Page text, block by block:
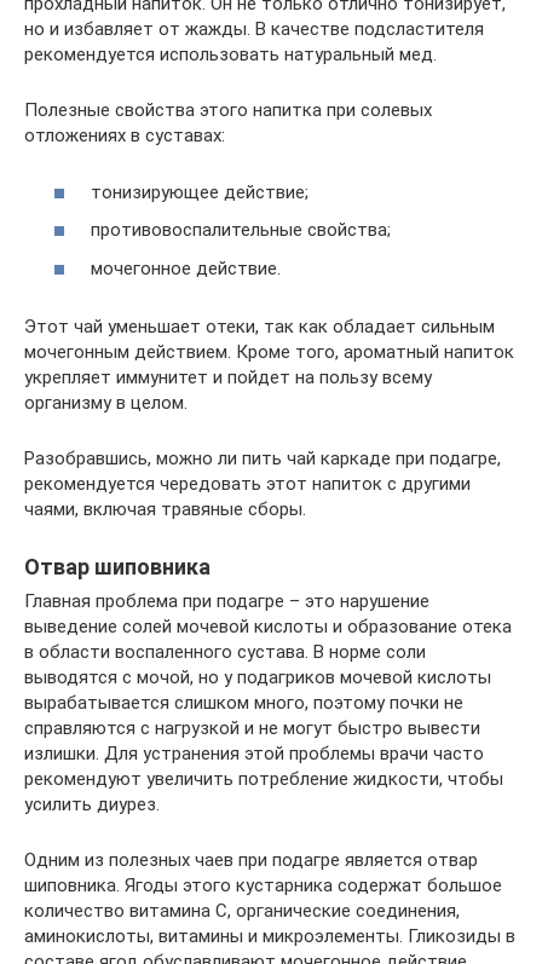
но и избавляет от жажды. В качестве подсластителя
рекомендуется использовать натуральный мед.
Полезные свойства этого напитка при солевых
отложениях в суставах:
тонизирующее действие;
противовоспалительные свойства;
мочегонное действие.
Этот чай уменьшает отеки, так как обладает сильным
мочегонным действием. Кроме того, ароматный напиток
укрепляет иммунитет и пойдет на пользу всему
организму в целом.
Разобравшись, можно ли пить чай каркаде при подагре,
рекомендуется чередовать этот напиток с другими
чаями, включая травяные сборы.
Отвар шиповника
Главная проблема при подагре – это нарушение
выведение солей мочевой кислоты и образование отека
в области воспаленного сустава. В норме соли
выводятся с мочой, но у подагриков мочевой кислоты
вырабатывается слишком много, поэтому почки не
справляются с нагрузкой и не могут быстро вывести
излишки. Для устранения этой проблемы врачи часто
рекомендуют увеличить потребление жидкости, чтобы
усилить диурез.
Одним из полезных чаев при подагре является отвар
шиповника. Ягоды этого кустарника содержат большое
количество витамина С, органические соединения,
аминокислоты, витамины и микроэлементы. Гликозиды в